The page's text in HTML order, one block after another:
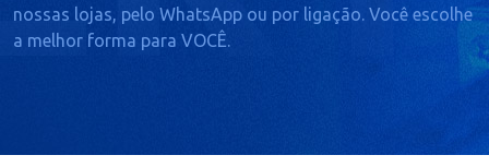
nossas lojas, pelo WhatsApp ou por ligação. Você escolhe
a melhor forma para VOCÊ.